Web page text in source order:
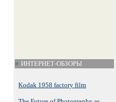
ИНТЕРНЕТ-ОБЗОРЫ
Kodak 1958 factory film